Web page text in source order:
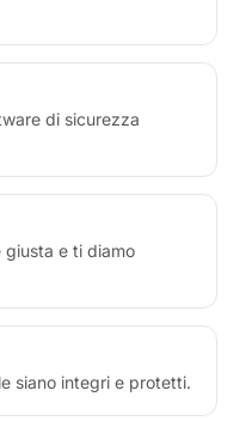
di sicurezza
giusta e ti diamo
siano integri e protetti.